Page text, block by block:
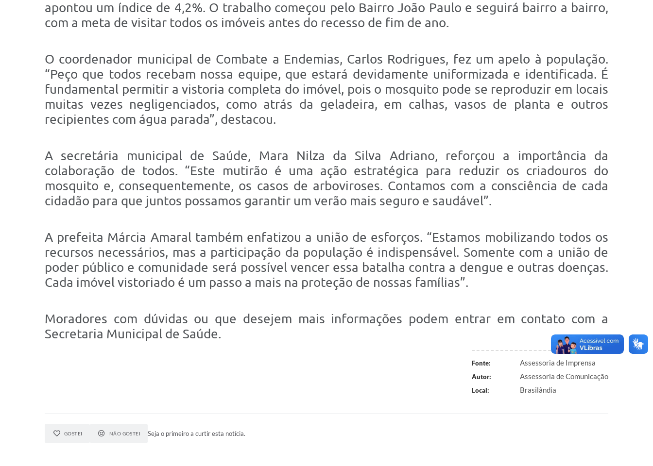
apontou um índice de 4,2%. O trabalho começou pelo Bairro João Paulo e seguirá bairro a bairro,
com a meta de visitar todos os imóveis antes do recesso de fim de ano.
O coordenador municipal de Combate a Endemias, Carlos Rodrigues, fez um apelo à população.
“Peço que todos recebam nossa equipe, que estará devidamente uniformizada e identificada. É
fundamental permitir a vistoria completa do imóvel, pois o mosquito pode se reproduzir em locais
muitas vezes negligenciados, como atrás da geladeira, em calhas, vasos de planta e outros
recipientes com água parada”, destacou.
A secretária municipal de Saúde, Mara Nilza da Silva Adriano, reforçou a importância da
colaboração de todos. “Este mutirão é uma ação estratégica para reduzir os criadouros do
mosquito e, consequentemente, os casos de arboviroses. Contamos com a consciência de cada
cidadão para que juntos possamos garantir um verão mais seguro e saudável”.
A prefeita Márcia Amaral também enfatizou a união de esforços. “Estamos mobilizando todos os
recursos necessários, mas a participação da população é indispensável. Somente com a união de
poder público e comunidade será possível vencer essa batalha contra a dengue e outras doenças.
Cada imóvel vistoriado é um passo a mais na proteção de nossas famílias”.
Moradores com dúvidas ou que desejem mais informações podem entrar em contato com a
Secretaria Municipal de Saúde.
Fonte: Assessoria de Imprensa
Autor: Assessoria de Comunicação
Local: Brasilândia
GOSTEI NÃO GOSTEI Seja o primeiro a curtir esta notícia.